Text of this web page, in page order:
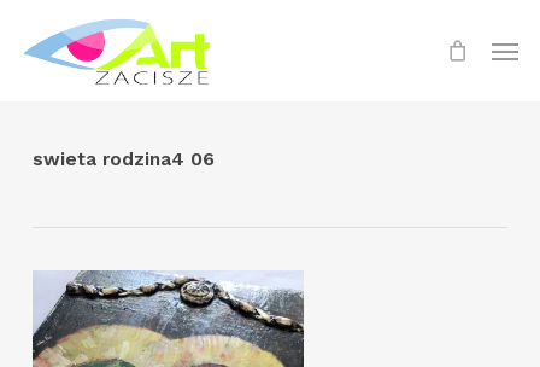
swieta rodzina4 06